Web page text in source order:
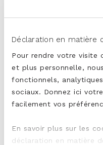
Déclaration en matière
Pour rendre votre visite
et plus personnelle,
fonctionnels,
sociaux. Donnez ici
facilement vos
En savoir plus sur les
déclaration en matière
PARTAGER
IMPRIMER